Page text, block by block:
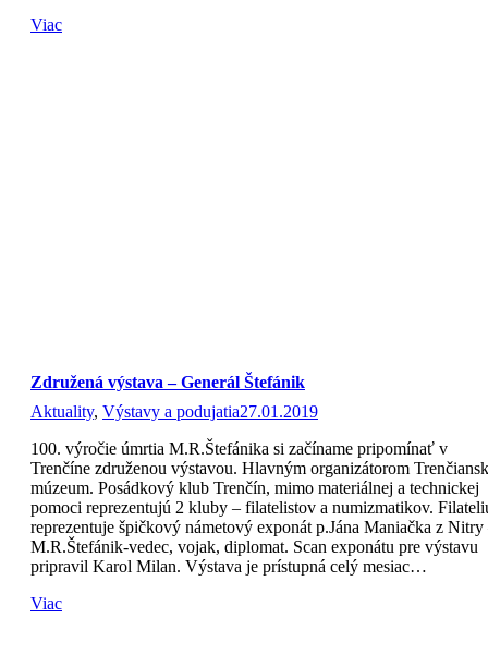
Viac
Združená výstava – Generál Štefánik
Aktuality, Výstavy a podujatia27.01.2019
100. výročie úmrtia M.R.Štefánika si začíname pripomínať v
Trenčíne združenou výstavou. Hlavným organizátorom
múzeum. Posádkový klub Trenčín, mimo materiálnej a technickej
pomoci reprezentujú 2 kluby – filatelistov a numizmatikov.
reprezentuje špičkový námetový exponát p.Jána Maniačka z Nitry
M.R.Štefánik-vedec, vojak, diplomat. Scan exponátu pre výstavu
pripravil Karol Milan. Výstava je prístupná celý mesiac…
Viac